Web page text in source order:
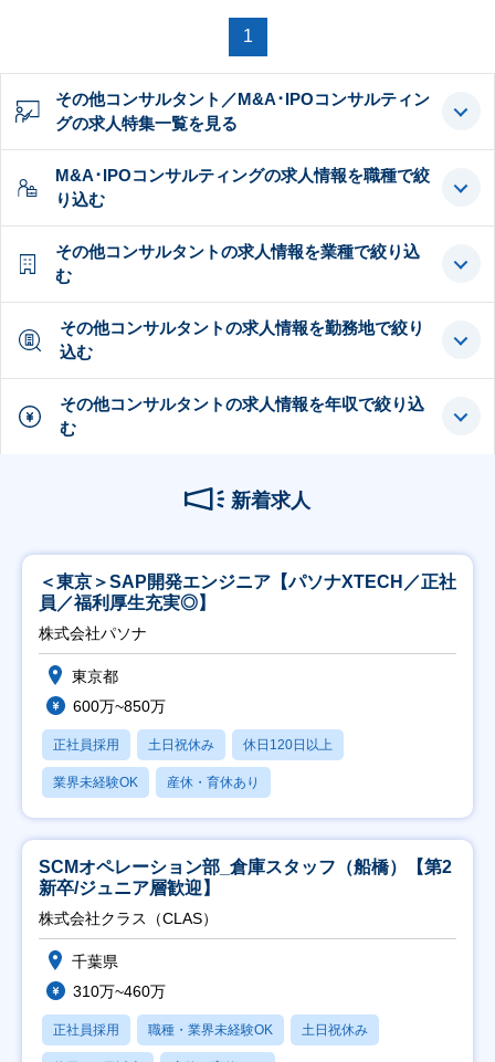
1
その他コンサルタント／M&A･IPOコンサルティン
グの求人特集一覧を見る
M&A･IPOコンサルティングの求人情報を職種で絞
り込む
その他コンサルタントの求人情報を業種で絞り込
む
その他コンサルタントの求人情報を勤務地で絞り
込む
その他コンサルタントの求人情報を年収で絞り込
む
新着求人
＜東京＞SAP開発エンジニア【パソナXTECH／正社
員／福利厚生充実◎】
株式会社パソナ
東京都
600万~850万
正社員採用 土日祝休み 休日120日以上
業界未経験OK 産休・育休あり
SCMオペレーション部_倉庫スタッフ（船橋）【第2
新卒/ジュニア層歓迎】
株式会社クラス（CLAS）
千葉県
310万~460万
正社員採用 職種・業界未経験OK 土日祝休み